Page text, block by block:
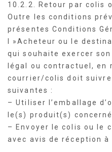
10.2.2. Retour par colis
Outre les conditions
présentes Conditions
l »Acheteur ou le
qui souhaite exercer
légal ou contractuel,
courrier/colis doit
suivantes :
– Utiliser l’emballage
le(s) produit(s)
– Envoyer le colis ou le
avec avis de réception à